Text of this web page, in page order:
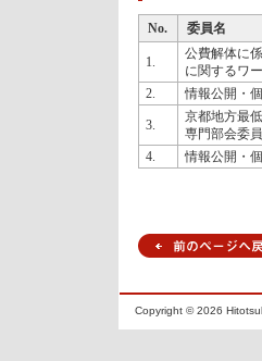
No. 委員名
1.
公費解体に
に関するワ
2. 情報公開・
3.
京都地方最
専門部会委員
4.
情報公開・
Copyright ©2026